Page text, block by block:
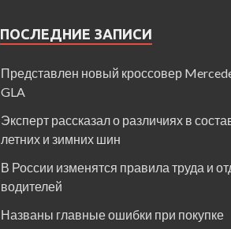
ПОСЛЕДНИЕ ЗАПИСИ
Представлен новый кроссовер
GLA
Эксперт рассказал о различиях в
летних и зимних шин
В России изменятся правила труда и
водителей
Названы главные ошибки при покупке